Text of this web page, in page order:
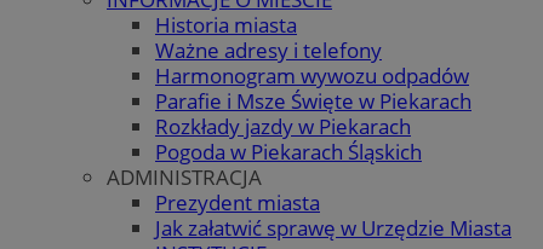
Historia miasta
Ważne adresy i telefony
Harmonogram wywozu odpadów
Parafie i Msze Święte w Piekarach
Rozkłady jazdy w Piekarach
Pogoda w Piekarach Śląskich
ADMINISTRACJA
Prezydent miasta
Jak załatwić sprawę w Urzędzie Miasta